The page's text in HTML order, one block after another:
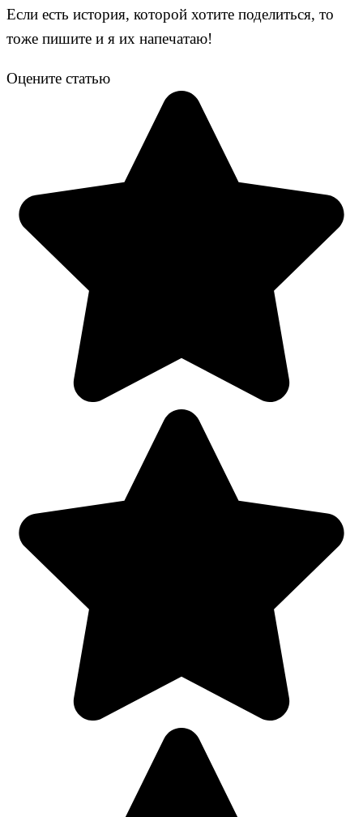
Если есть история, которой хотите поделиться, то
тоже пишите и я их напечатаю!
Оцените статью